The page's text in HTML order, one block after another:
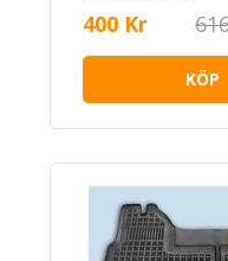
400 Kr
KÖP